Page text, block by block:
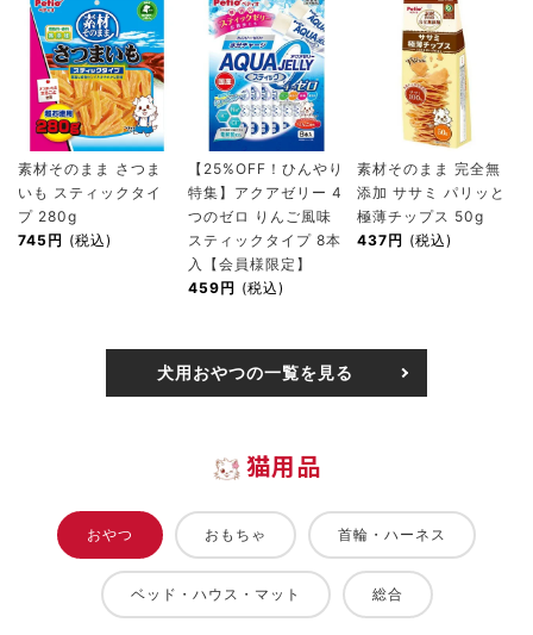
素材そのまま さつま
いも スティックタイ
プ 280g
745円 (税込)
【25%OFF！ひんやり
特集】アクアゼリー 4
つのゼロ りんご風味
スティックタイプ 8本
入【会員様限定】
459円 (税込)
素材そのまま 完全無
添加 ササミ パリッと
極薄チップス 50g
437円 (税込)
犬用おやつの一覧を見る
猫用品
おやつ おもちゃ 首輪・ハーネス
ベッド・ハウス・マット 総合